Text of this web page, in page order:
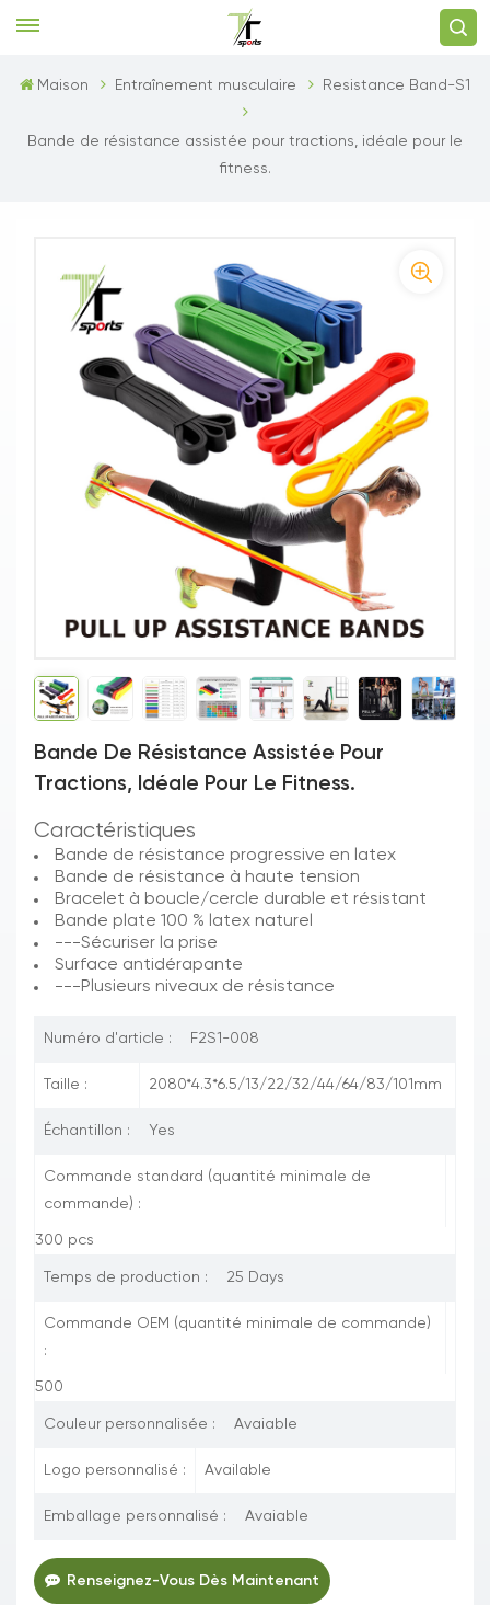
Maison Entraînement musculaire Resistance Band-S1
Bande de résistance assistée pour tractions, idéale pour le
fitness.
Bande De Résistance Assistée Pour
Tractions, Idéale Pour Le Fitness.
Caractéristiques
Bande de résistance progressive en latex
Bande de résistance à haute tension
Bracelet à boucle/cercle durable et résistant
Bande plate 100 % latex naturel
---Sécuriser la prise
Surface antidérapante
---Plusieurs niveaux de résistance
Numéro d'article : F2S1-008
Taille : 2080*4.3*6.5/13/22/32/44/64/83/101mm
Échantillon : Yes
Commande standard (quantité minimale de
commande) :
300 pcs
Temps de production : 25 Days
Commande OEM (quantité minimale de commande)
:
500
Couleur personnalisée : Avaiable
Logo personnalisé : Available
Emballage personnalisé : Avaiable
Renseignez-Vous Dès Maintenant